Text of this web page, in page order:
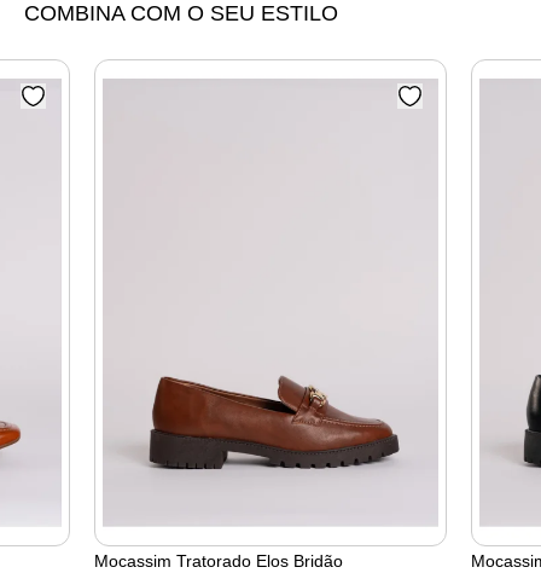
COMBINA COM O SEU ESTILO
Mocassim Tratorado Elos Bridão